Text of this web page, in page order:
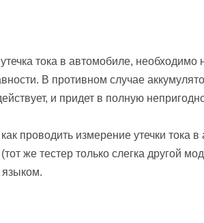
тока в автомобиле, необходимо
В противном случае
и придет в полную
проводить измерение утечки тока
же тестер только слегка другой